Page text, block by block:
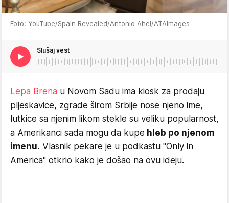
Foto: YouTube/Spain Revealed/Antonio Ahel/ATAImages
Slušaj vest
Lepa Brena u Novom Sadu ima kiosk za prodaju
pljeskavice, zgrade širom Srbije nose njeno ime,
lutkice sa njenim likom stekle su veliku popularnost,
a Amerikanci sada mogu da kupe hleb po njenom
imenu. Vlasnik pekare je u podkastu "Only in
America" otkrio kako je došao na ovu ideju.